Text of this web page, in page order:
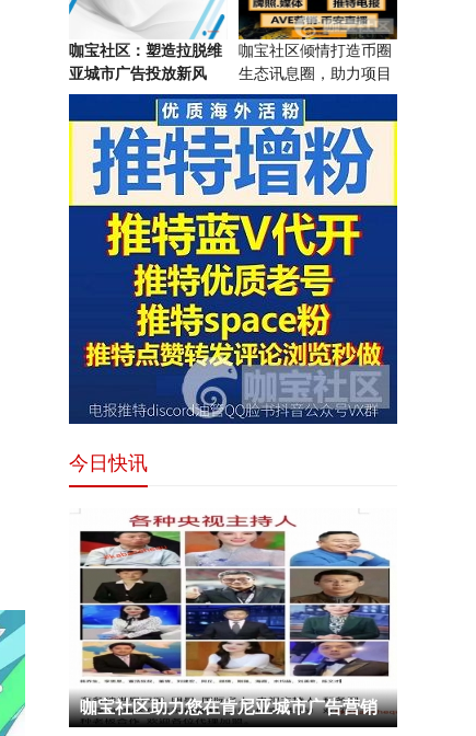
咖宝社区：塑造拉脱维
亚城市广告投放新风
貌，引领品牌发展！
咖宝社区倾情打造币圈
生态讯息圈，助力项目
再起航！
今日快讯
咖宝社区助力您在肯尼亚城市广告营销